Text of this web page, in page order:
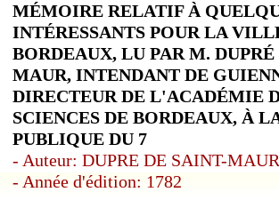
MÉMOIRE RELATIF À
INTÉRESSANTS POUR LA
BORDEAUX, LU PAR M. DUPRÉ
MAUR, INTENDANT DE
DIRECTEUR DE L'ACADÉMIE
SCIENCES DE BORDEAUX, À
PUBLIQUE DU 7
- Auteur: DUPRE DE SAINT-
- Année d'édition: 1782